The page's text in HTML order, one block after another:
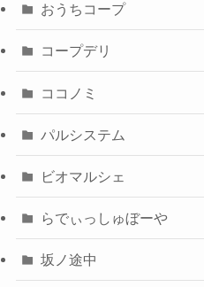
おうちコープ
コープデリ
ココノミ
パルシステム
ビオマルシェ
らでぃっしゅぼーや
坂ノ途中